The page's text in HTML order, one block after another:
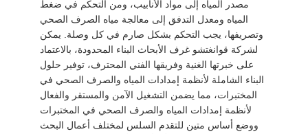
مصدر المياه إلى مواد الأنابيب، ومن التحكم في ضغط
المياه ومعدل التدفق إلى معالجة مياه الصرف الصحي
وتصريفها، يجب التحكم بشكل صارم في كل وصلة. يمكن
لشركة قوانغتشو غرف الأبحاث البناء المحدودة، بالاعتماد
على خبرتها الغنية وفريقها الفني المحترف، توفير حلول
البناء الشاملة لأنظمة إمدادات المياه والصرف الصحي في
المختبرات، مما يضمن التشغيل الآمن والمستقر والفعال
لأنظمة إمدادات المياه والصرف الصحي في المختبرات
ووضع أساس متين للتقدم السلس لمختلف أعمال البحث